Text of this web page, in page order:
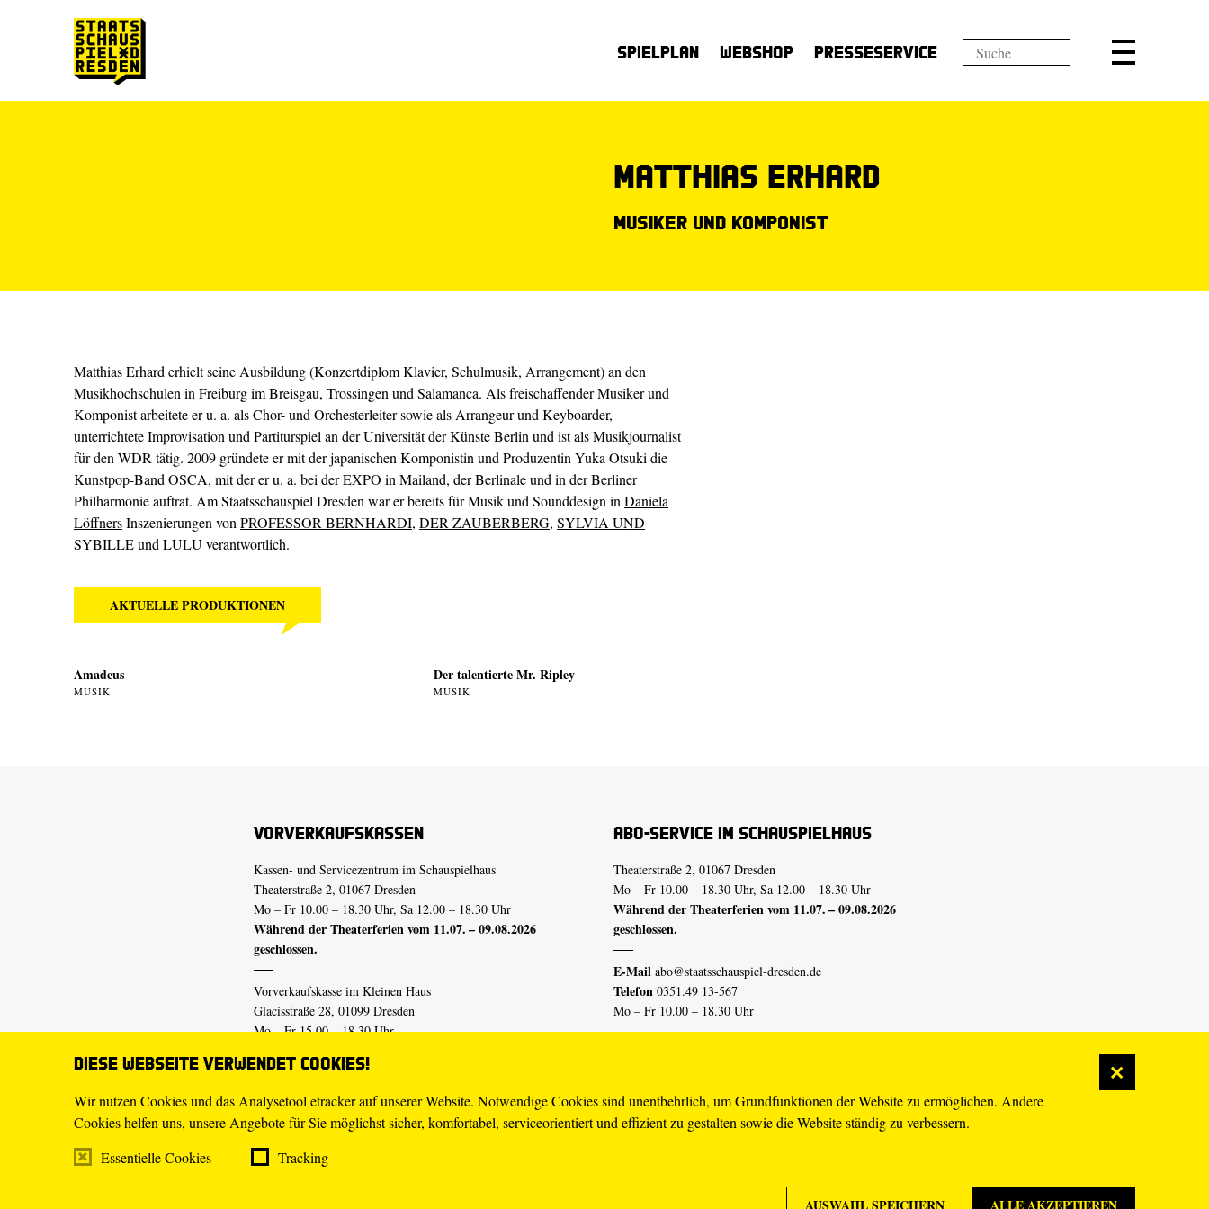
Diese Webseite verwendet Cookies!
Wir nutzen Cookies und das Analysetool etracker auf unserer Website. Notwendige Cookies sind unentbehrlich, um Grundfunktionen der Website zu ermöglichen. Andere
Cookies helfen uns, unsere Angebote für Sie möglichst sicher, komfortabel, serviceorientiert und effizient zu gestalten sowie die Website ständig zu verbessern.
Essentielle Cookies
Tracking
AUSWAHL SPEICHERN ALLE AKZEPTIEREN
Spielplan Webshop Presseservice
Matthias Erhard
Musiker und Komponist
Matthias Erhard erhielt seine Ausbildung (Konzertdiplom Klavier, Schulmusik, Arrangement) an den
Musikhochschulen in Freiburg im Breisgau, Trossingen und Salamanca. Als freischaffender Musiker und
Komponist arbeitete er u. a. als Chor- und Orchesterleiter sowie als Arrangeur und Keyboarder,
unterrichtete Improvisation und Partiturspiel an der Universität der Künste Berlin und ist als Musikjournalist
für den WDR tätig. 2009 gründete er mit der japanischen Komponistin und Produzentin Yuka Otsuki die
Kunstpop-Band OSCA, mit der er u. a. bei der EXPO in Mailand, der Berlinale und in der Berliner
Philharmonie auftrat. Am Staatsschauspiel Dresden war er bereits für Musik und Sounddesign in Daniela
LöffnersInszenierungen von PROFESSOR BERNHARDI, DER ZAUBERBERG, SYLVIA UND
SYBILLEund LULUverantwortlich.
AKTUELLE PRODUKTIONEN
Amadeus
MUSIK
Der talentierte Mr. Ripley
MUSIK
Vorverkaufskassen
Kassen- und Servicezentrum im Schauspielhaus
Theaterstraße 2, 01067 Dresden
Mo – Fr 10.00 – 18.30 Uhr, Sa 12.00 – 18.30 Uhr
Während der Theaterferien vom 11.07. – 09.08.2026
geschlossen.
Vorverkaufskasse im Kleinen Haus
Glacisstraße 28, 01099 Dresden
Mo – Fr 15.00 – 18.30 Uhr
geschlossen.
E-Mail tickets@staatsschauspiel-dresden.de
Telefon 0351.49 13-555
Mo – Fr 10.00 – 18.30 Uhr
Abo-Service im Schauspielhaus
Theaterstraße 2, 01067 Dresden
Mo – Fr 10.00 – 18.30 Uhr, Sa 12.00 – 18.30 Uhr
Während der Theaterferien vom 11.07. – 09.08.2026
geschlossen.
E-Mail abo@staatsschauspiel-dresden.de
Telefon 0351.49 13-567
Mo – Fr 10.00 – 18.30 Uhr
Erklärung Barrierefreiheit